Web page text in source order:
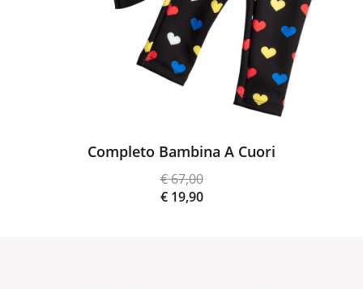
Completo Bambina A Cuori
€67,00
Il
€19,90